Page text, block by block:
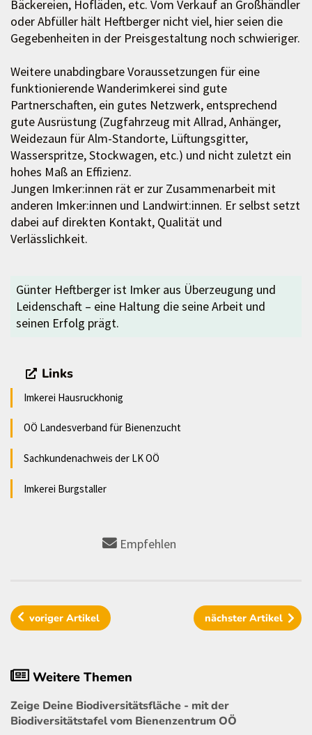
Bäckereien, Hofläden, etc. Vom Verkauf an Großhändler
oder Abfüller hält Heftberger nicht viel, hier seien die
Gegebenheiten in der Preisgestaltung noch schwieriger.
Weitere unabdingbare Voraussetzungen für eine
funktionierende Wanderimkerei sind gute
Partnerschaften, ein gutes Netzwerk, entsprechend
gute Ausrüstung (Zugfahrzeug mit Allrad, Anhänger,
Weidezaun für Alm-Standorte, Lüftungsgitter,
Wasserspritze, Stockwagen, etc.) und nicht zuletzt ein
hohes Maß an Effizienz.
Jungen Imker:innen rät er zur Zusammenarbeit mit
anderen Imker:innen und Landwirt:innen. Er selbst setzt
dabei auf direkten Kontakt, Qualität und
Verlässlichkeit.
Günter Heftberger ist Imker aus Überzeugung und
Leidenschaft – eine Haltung die seine Arbeit und
seinen Erfolg prägt.
Links
Imkerei Hausruckhonig
OÖ Landesverband für Bienenzucht
Sachkundenachweis der LK OÖ
Imkerei Burgstaller
Empfehlen
vorigerArtikel nächster Artikel
Weitere Themen
Zeige Deine Biodiversitätsfläche - mit der
Biodiversitätstafel vom Bienenzentrum OÖ